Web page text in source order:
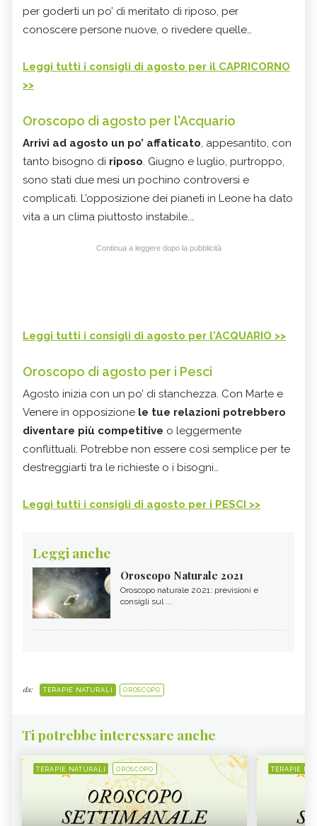
per goderti un po’ di meritato di riposo, per
conoscere persone nuove, o rivedere quelle…
Leggi tutti i consigli di agosto per il CAPRICORNO
>>
Oroscopo di agosto per l'Acquario
Arrivi ad agosto un po’ affaticato, appesantito, con
tanto bisogno di riposo. Giugno e luglio, purtroppo,
sono stati due mesi un pochino controversi e
complicati. L’opposizione dei pianeti in Leone ha dato
vita a un clima piuttosto instabile.…
Continua a leggere dopo la pubblicità
Leggi tutti i consigli di agosto per l'ACQUARIO >>
Oroscopo di agosto per i Pesci
Agosto inizia con un po’ di stanchezza. Con Marte e
Venere in opposizione le tue relazioni potrebbero
diventare più competitive o leggermente
conflittuali. Potrebbe non essere così semplice per te
destreggiarti tra le richieste o i bisogni…
Leggi tutti i consigli di agosto per i PESCI >>
Leggi anche
Oroscopo Naturale 2021
Oroscopo naturale 2021: previsioni e
consigli sul ...
da: TERAPIE NATURALI OROSCOPO
Ti potrebbe interessare anche
TERAPIE NATURALI OROSCOPO TERAPIE